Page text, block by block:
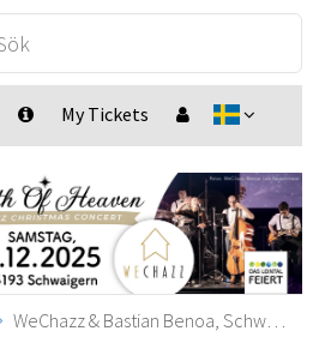
My Tickets
WeChazz & Bastian Benoa, Schwaigern